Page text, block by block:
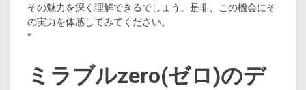
その魅力を深く理解できるでしょう。是非、この機会にそ
の実力を体感してみてください。
*
ミラブルzero(ゼロ)のデ